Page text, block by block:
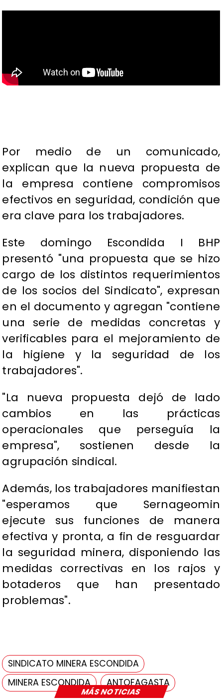
MÁS NOTICIAS
Por medio de un comunicado,
explican que la nueva propuesta de
la empresa contiene compromisos
efectivos en seguridad, condición que
era clave para los trabajadores.
Este domingo Escondida I BHP
presentó "una propuesta que se hizo
cargo de los distintos requerimientos
de los socios del Sindicato", expresan
en el documento y agregan "contiene
una serie de medidas concretas y
verificables para el mejoramiento de
la higiene y la seguridad de los
trabajadores".
"La nueva propuesta dejó de lado
cambios en las prácticas
operacionales que perseguía la
empresa", sostienen desde la
agrupación sindical.
Además, los trabajadores manifiestan
"esperamos que Sernageomin
ejecute sus funciones de manera
efectiva y pronta, a fin de resguardar
la seguridad minera, disponiendo las
medidas correctivas en los rajos y
botaderos que han presentado
problemas".
SINDICATO MINERA ESCONDIDA
MINERA ESCONDIDA
ANTOFAGASTA